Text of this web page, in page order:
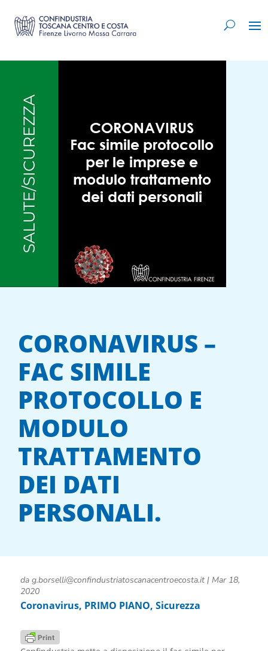
CORONAVIRUS –
FAC SIMILE
PROTOCOLLO E
MODULO
TRATTAMENTO
DEI DATI
PERSONALI.
da g.borselli@confindustriatoscanacentroecosta.it| Mar 18,
2020
Coronavirus, PRIMO PIANO, Sicurezza